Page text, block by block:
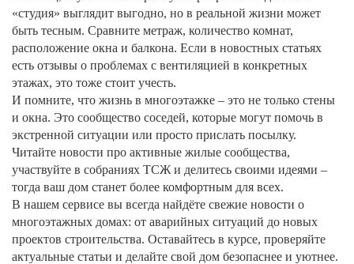
«студия» выглядит выгодно, но в реальной жизни может
быть тесным. Сравните метраж, количество комнат,
расположение окна и балкона. Если в новостных статьях
есть отзывы о проблемах с вентиляцией в конкретных
этажах, это тоже стоит учесть.
И помните, что жизнь в многоэтажке – это не только стены
и окна. Это сообщество соседей, которые могут помочь в
экстренной ситуации или просто прислать посылку.
Читайте новости про активные жилые сообщества,
участвуйте в собраниях ТСЖ и делитесь своими идеями –
тогда ваш дом станет более комфортным для всех.
В нашем сервисе вы всегда найдёте свежие новости о
многоэтажных домах: от аварийных ситуаций до новых
проектов строительства. Оставайтесь в курсе, проверяйте
актуальные статьи и делайте свой дом безопаснее и уютнее.